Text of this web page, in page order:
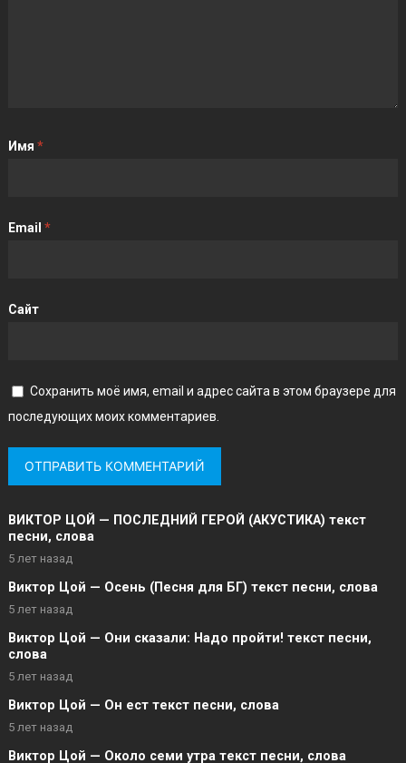
Имя *
Email *
Сайт
Сохранить моё имя, email и адрес сайта в этом браузере для
последующих моих комментариев.
ВИКТОР ЦОЙ — ПОСЛЕДНИЙ ГЕРОЙ (АКУСТИКА) текст
песни, слова
5 лет назад
Виктор Цой — Осень (Песня для БГ) текст песни, слова
5 лет назад
Виктор Цой — Они сказали: Надо пройти! текст песни,
слова
5 лет назад
Виктор Цой — Он ест текст песни, слова
5 лет назад
Виктор Цой — Около семи утра текст песни, слова